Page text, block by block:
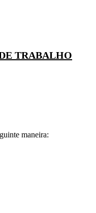
TRABALHO
maneira: